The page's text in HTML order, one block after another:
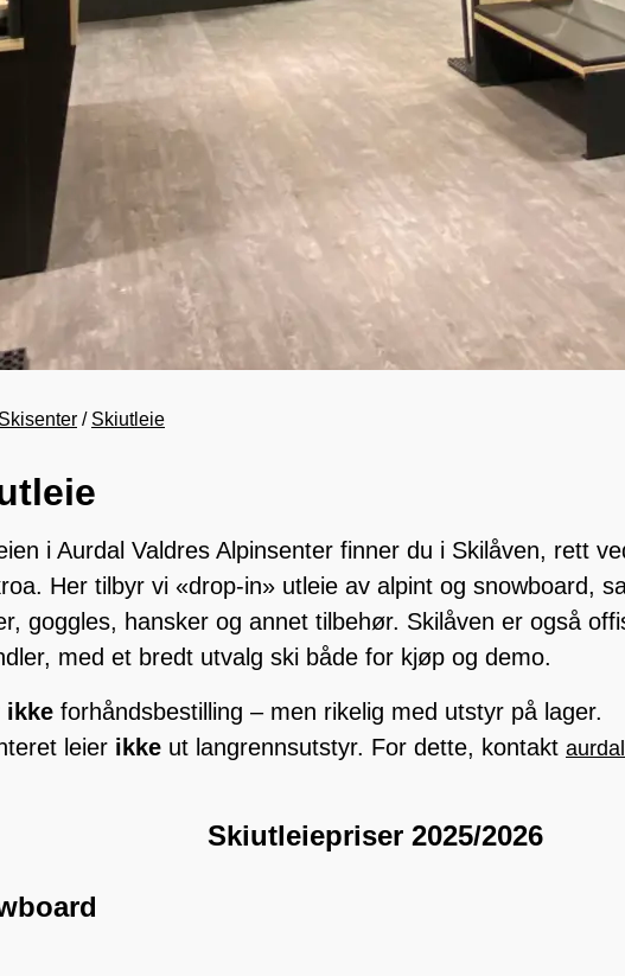
Skisenter Skiutleie
i Aurdal Valdres Alpinsenter finner du i Skilåven, rett
Her tilbyr vi «drop-in» utleie av alpint og snowboard,
goggles, hansker og annet tilbehør. Skilåven er også
med et bredt utvalg ski både for kjøp og demo.
ikke forhåndsbestilling – men rikelig med utstyr på lager.
leier ikke ut langrennsutstyr. For dette, kontakt
Skiutleiepriser 2025/2026